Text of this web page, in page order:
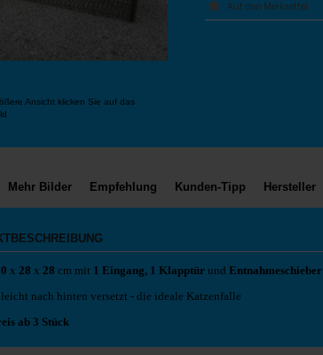
Ansicht klicken Sie auf das
Mehr Bilder Empfehlung Kunden-Tipp Hersteller
x 28 x 28 cm mit 1 Eingang, 1 Klapptür und Entnahmeschieber
nach hinten versetzt - die ideale Katzenfalle
ab 3 Stück